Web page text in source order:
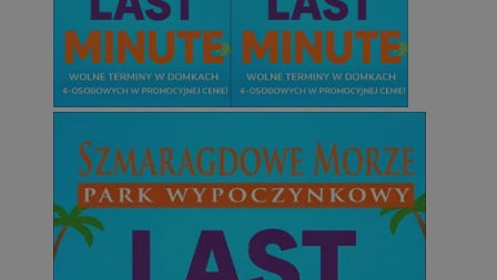
Niezbędne Wydajność Targetowanie
Niezbędne pliki cookie umożliwiają korzystanie z podstawowych
takich jak logowanie użytkownika i zarządzanie kontem. Bez
można prawidłowo korzystać ze strony internetowej.
Provider/
Domena